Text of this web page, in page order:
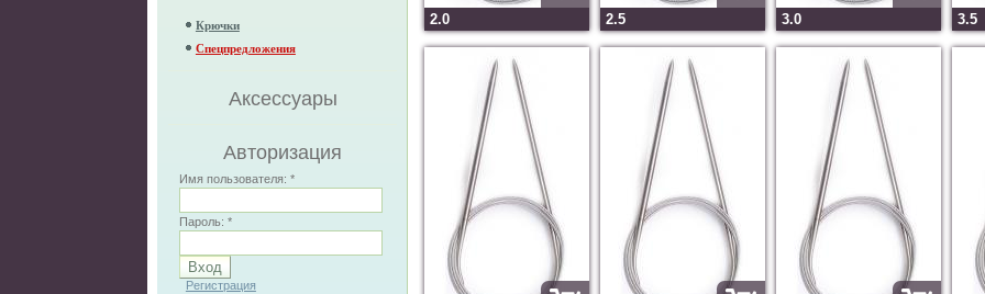
Крючки
Спецпредложения
Аксессуары
Авторизация
Имя пользователя:*
Пароль:*
Регистрация
2.0 2.5 3.0 3.5